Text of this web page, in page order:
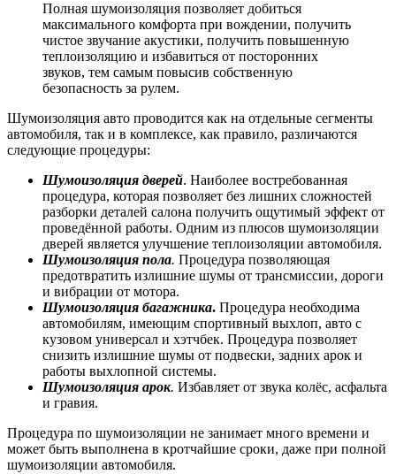
Полная шумоизоляция позволяет добиться
максимального комфорта при вождении, получить
чистое звучание акустики, получить повышенную
теплоизоляцию и избавиться от посторонних
звуков, тем самым повысив собственную
безопасность за рулем.
Шумоизоляция авто проводится как на отдельные сегменты
автомобиля, так и в комплексе, как правило, различаются
следующие процедуры:
Шумоизоляция дверей. Наиболее востребованная
процедура, которая позволяет без лишних сложностей
разборки деталей салона получить ощутимый эффект от
проведённой работы. Одним из плюсов шумоизоляции
дверей является улучшение теплоизоляции автомобиля.
Шумоизоляция пола. Процедура позволяющая
предотвратить излишние шумы от трансмиссии, дороги
и вибрации от мотора.
Шумоизоляция багажника. Процедура необходима
автомобилям, имеющим спортивный выхлоп, авто с
кузовом универсал и хэтчбек. Процедура позволяет
снизить излишние шумы от подвески, задних арок и
работы выхлопной системы.
Шумоизоляция арок. Избавляет от звука колёс, асфальта
и гравия.
Процедура по шумоизоляции не занимает много времени и
может быть выполнена в кротчайшие сроки, даже при полной
шумоизоляции автомобиля.